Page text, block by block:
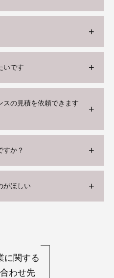
いです
スの見積を依頼できます
すか？
がほしい
に関する
わせ先